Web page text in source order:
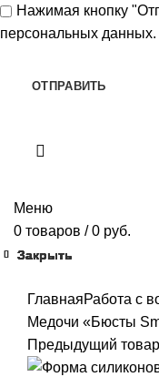
Нажимая кнопку
персональных данных.
Меню
0 товаров / 0 руб.
ГлавнаяРабота с
Медочи «Бюсты
Предыдущий товар
Закрыть
Закрыть
Закрыть
Закрыть
Закрыть
Закрыть
Закрыть
Закрыть